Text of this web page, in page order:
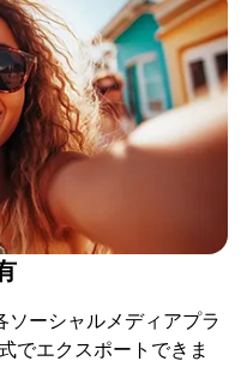
ーシャルメディアプラ
でエクスポートできま